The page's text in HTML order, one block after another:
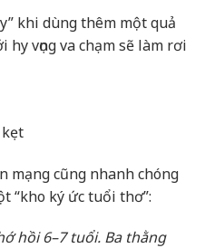
khi dùng thêm một quả
vọng va chạm sẽ làm rơi
mạng cũng nhanh chóng
“kho ký ức tuổi thơ”:
hồi 6–7 tuổi. Ba thằng